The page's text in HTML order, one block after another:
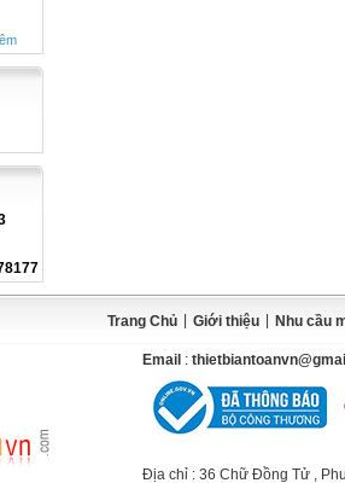
Trang Chủ Giới thiệu Nhu cầu
Email :
Địa chỉ : 36 Chữ Đồng Tử ,